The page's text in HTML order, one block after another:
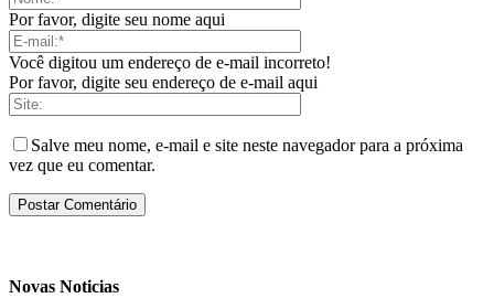
Por favor, digite seu nome aqui
Você digitou um endereço de e-mail incorreto!
Por favor, digite seu endereço de e-mail aqui
Salve meu nome, e-mail e site neste navegador para a próxima
vez que eu comentar.
Novas Noticias